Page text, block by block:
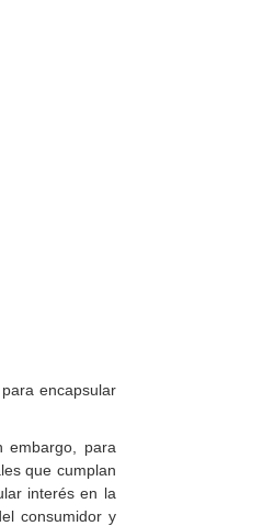
encapsular
embargo, para
que cumplan
interés en la
consumidor y